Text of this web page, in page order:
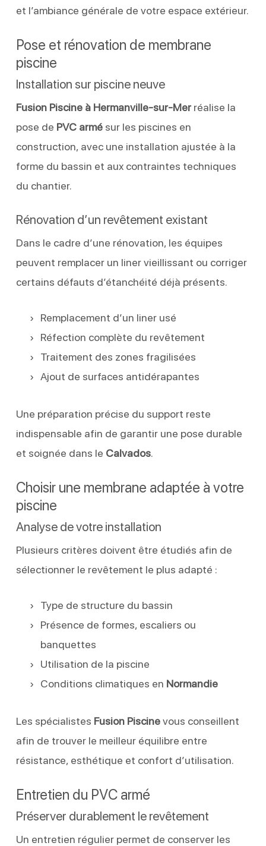
et l’ambiance générale de votre espace extérieur.
Pose et rénovation de membrane
piscine
Installation sur piscine neuve
Fusion Piscine à Hermanville-sur-Merréalise la
pose de PVC armésur les piscines en
construction, avec une installation ajustée à la
forme du bassin et aux contraintes techniques
du chantier.
Rénovation d’un revêtement existant
Dans le cadre d’une rénovation, les équipes
peuvent remplacer un liner vieillissant ou corriger
certains défauts d’étanchéité déjà présents.
Remplacement d’un liner usé
Réfection complète du revêtement
Traitement des zones fragilisées
Ajout de surfaces antidérapantes
Une préparation précise du support reste
indispensable afin de garantir une pose durable
et soignée dans le Calvados.
Choisir une membrane adaptée à votre
piscine
Analyse de votre installation
Plusieurs critères doivent être étudiés afin de
sélectionner le revêtement le plus adapté :
Type de structure du bassin
Présence de formes, escaliers ou
banquettes
Utilisation de la piscine
Conditions climatiques en Normandie
Les spécialistes Fusion Piscinevous conseillent
afin de trouver le meilleur équilibre entre
résistance, esthétique et confort d’utilisation.
Entretien du PVC armé
Préserver durablement le revêtement
Un entretien régulier permet de conserver les